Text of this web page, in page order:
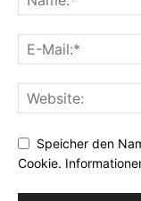
Speicher den
Cookie.